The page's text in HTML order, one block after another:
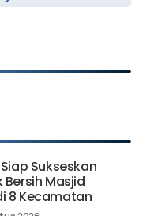
Sukseskan
Bersih Masjid
8 Kecamatan